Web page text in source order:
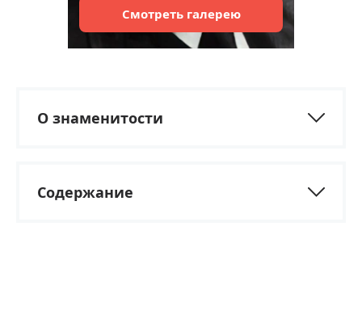
Смотреть галерею
О знаменитости
Содержание